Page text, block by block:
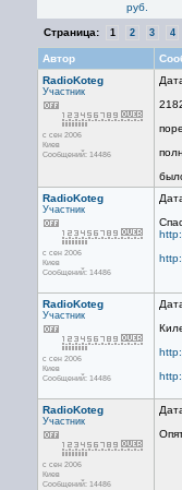
руб.
Страница: 1 2 3 4
Автор
RadioKoteg
Участник
с сен 2006
Киев
Сообщений: 14486
RadioKoteg
Участник
с сен 2006
Киев
Сообщений: 14486
RadioKoteg
Участник
с сен 2006
Киев
Сообщений: 14486
RadioKoteg
Участник
с сен 2006
Киев
Сообщений: 14486